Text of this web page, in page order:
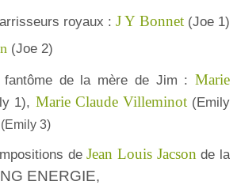
royaux :J Y Bonnet(Joe 1)
(Joe 2)
fantôme de la mère de Jim :Marie
1), Marie Claude Villeminot (Emily
(Emily 3)
deJean Louis Jacson de la
ENERGIE,